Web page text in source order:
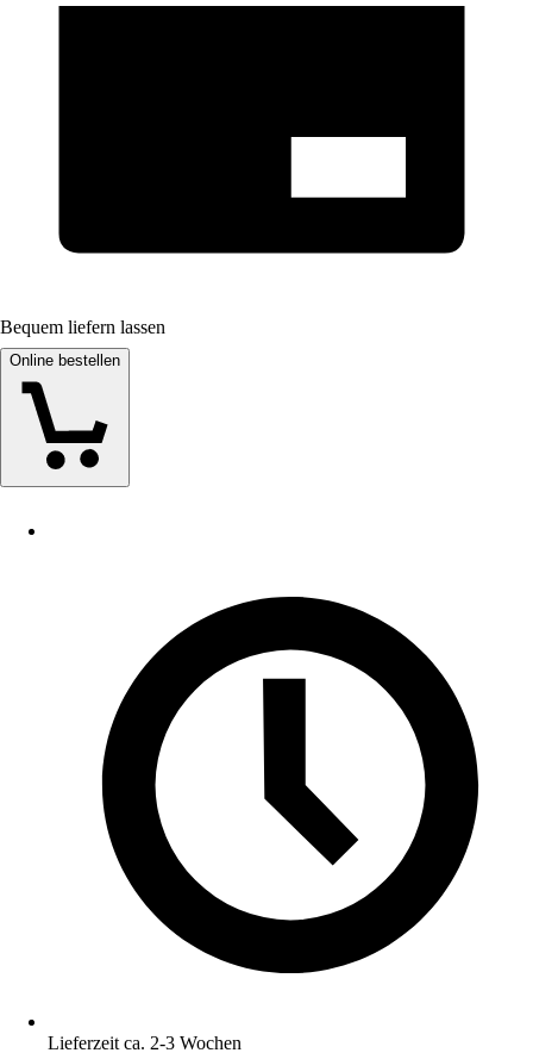
Bequem liefern lassen
Online bestellen
Lieferzeit ca. 2-3 Wochen